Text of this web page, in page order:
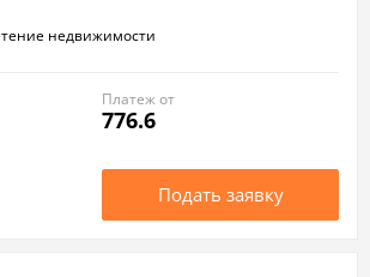
недвижимости
776.6
Платеж от
Подать заявку